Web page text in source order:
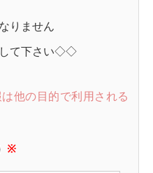
りません
て下さい◇◇
他の目的で利用される
※